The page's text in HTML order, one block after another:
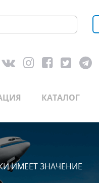
КАТАЛОГ
ИМЕЕТ ЗНАЧЕНИЕ